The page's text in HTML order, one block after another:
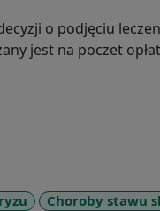
o podjęciu
jest na poczet
Choroby stawu